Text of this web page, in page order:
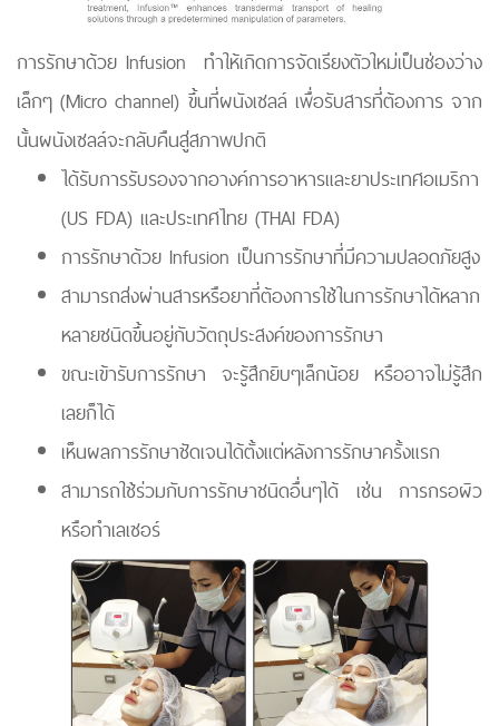
การรักษาด้วย Infusion ทำให้เกิดการจัดเรียงตัวใหม่เป็นช่องว่าง
เล็กๆ (Micro channel) ขึ้นที่ผนังเซลล์ เพื่อรับสารที่ต้องการ จาก
นั้นผนังเซลล์จะกลับคืนสู่สภาพปกติ
ได้รับการรับรองจากอางค์การอาหารและยาประเทศอเมริกา
(US FDA) และประเทศไทย (THAI FDA)
การรักษาด้วย Infusion เป็นการรักษาที่มีความปลอดภัยสูง
สามารถส่งผ่านสารหรือยาที่ต้องการใช้ในการรักษาได้หลาก
หลายชนิดขึ้นอยู่กับวัตถุประสงค์ของการรักษา
ขณะเข้ารับการรักษา จะรู้สึกยิบๆเล็กน้อย หรืออาจไม่รู้สึก
เลยก็ได้
เห็นผลการรักษาชัดเจนได้ตั้งแต่หลังการรักษาครั้งแรก
สามารถใช้ร่วมกับการรักษาชนิดอื่นๆได้ เช่น การกรอผิว
หรือทำเลเซอร์